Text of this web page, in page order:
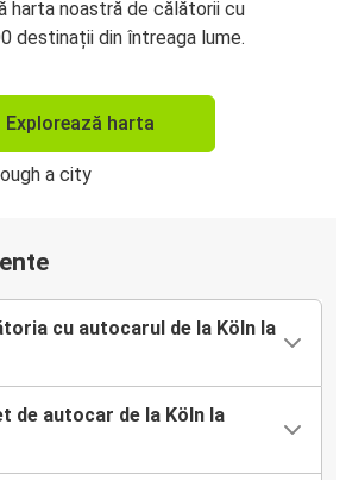
harta noastră de călătorii cu
destinații din întreaga lume.
Explorează harta
cu autocarul de la Köln la
de autocar de la Köln la